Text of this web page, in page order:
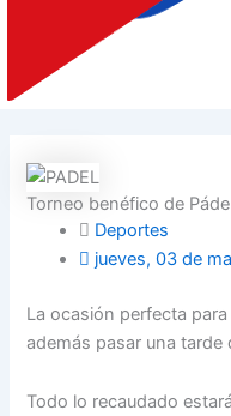
Torneo benéfico de
Deportes
jueves, 03 de
La ocasión perfecta
además pasar una tarde
Todo lo recaudado